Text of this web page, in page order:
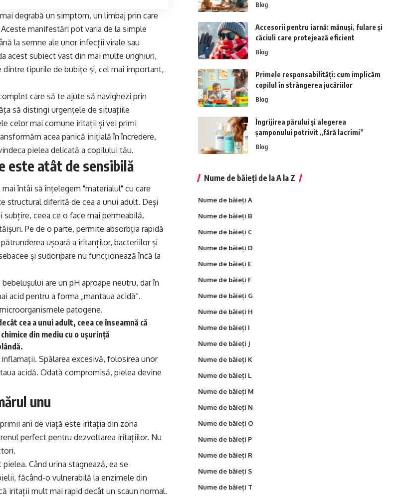
degrabă un simptom, un limbaj prin care
manifestări pot varia de la simple
la semne ale unor infecții virale sau
acest subiect vast din mai multe unghiuri,
tipurile de bubițe și, cel mai important,
care să te ajute să navighezi prin
să distingi urgențele de situațiile
celor mai comune iritații și vei primi
acea panică inițială în încredere,
pielea delicată a copilului tău.
este atât de sensibilă
întâi să înțelegem "materialul" cu care
structural diferită de cea a unui adult. Deși
ceea ce o face mai permeabilă.
Pe de o parte, permite absorbția rapidă
ușoară a iritanților, bacteriilor și
și sudoripare nu funcționează încă la
are un pH aproape neutru, dar în
acid pentru a forma „mantaua acidă”.
patogene.
cea a unui adult, ceea ce înseamnă că
din mediu cu o ușurință
Spălarea excesivă, folosirea unor
acidă. Odată compromisă, pielea devine
unu
ani de viață este iritația din zona
perfect pentru dezvoltarea iritațiilor. Nu
Când urina stagnează, ea se
făcând-o vulnerabilă la enzimele din
iritații mult mai rapid decât un scaun normal.
Blog
Accesorii pentru iarnă: mănuși, fulare și
căciuli care protejează eficient
Blog
Primele responsabilități: cum implicăm
copilul în strângerea jucăriilor
Blog
Îngrijirea părului și alegerea
șamponului potrivit „fără lacrimi”
Blog
Nume de băieți de la A la Z
Nume de băieți A
Nume de băieți B
Nume de băieți C
Nume de băieți D
Nume de băieți E
Nume de băieți F
Nume de băieți G
Nume de băieți H
Nume de băieți I
Nume de băieți J
Nume de băieți K
Nume de băieți L
Nume de băieți M
Nume de băieți N
Nume de băieți O
Nume de băieți P
Nume de băieți R
Nume de băieți S
Nume de băieți T